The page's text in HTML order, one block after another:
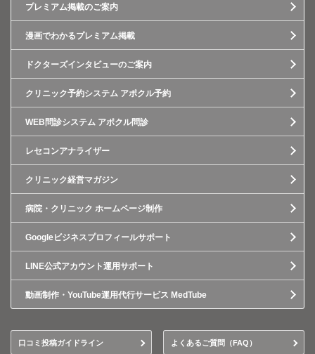
プレミアム掲載のご案内
漫画でわかるプレミアム掲載
ドクターズインタビューのご案内
クリニック予約システム アポクル予約
WEB問診システム アポクル問診
レセコンアナライザー
クリニック経営マガジン
病院・クリニック ホームページ制作
Googleビジネスプロフィールサポート
LINE公式アカウント運用サポート
動画制作・YouTube運用代行サービス MedTube
口コミ投稿ガイドライン よくあるご質問（FAQ）